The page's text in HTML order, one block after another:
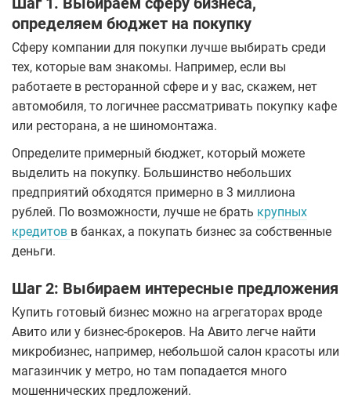
определяем бюджет на покупку
Сферу компании для покупки лучше выбирать среди
тех, которые вам знакомы. Например, если вы
работаете в ресторанной сфере и у вас, скажем, нет
автомобиля, то логичнее рассматривать покупку кафе
или ресторана, а не шиномонтажа.
Определите примерный бюджет, который можете
выделить на покупку. Большинство небольших
предприятий обходятся примерно в 3 миллиона
рублей. По возможности, лучше не брать крупных
кредитов в банках, а покупать бизнес за собственные
деньги.
Шаг 2: Выбираем интересные предложения
Купить готовый бизнес можно на агрегаторах вроде
Авито или у бизнес-брокеров. На Авито легче найти
микробизнес, например, небольшой салон красоты или
магазинчик у метро, но там попадается много
мошеннических предложений.